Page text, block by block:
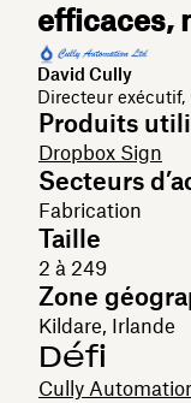
efficaces,
David Cully
Directeur
Produits
Dropbox Sign
Secteurs
Fabrication
Taille
2 à 249
Zone
Kildare, Irlande
Défi
Cully